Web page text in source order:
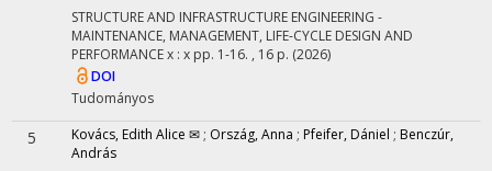
STRUCTURE AND INFRASTRUCTURE ENGINEERING -
MAINTENANCE, MANAGEMENT, LIFE-CYCLE DESIGN AND
PERFORMANCEx : x pp. 1-16. , 16 p. (2026)
DOI
Tudományos
5 Kovács, Edith Alice ✉ ; Ország, Anna ; Pfeifer, Dániel ; Benczúr,
András